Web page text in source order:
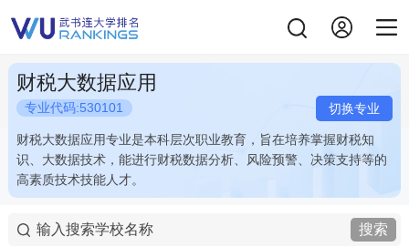
财税大数据应用
专业代码:530101 切换专业
财税大数据应用专业是本科层次职业教育，旨在培养掌握财税知
识、大数据技术，能进行财税数据分析、风险预警、决策支持等的
高素质技术技能人才。
财税大数据应用专业是本科层次职业教育，旨在培养掌握财税知
识、大数据技术，能进行财税数据分析、风险预警、决策支持等的
高素质技术技能人才。
搜索